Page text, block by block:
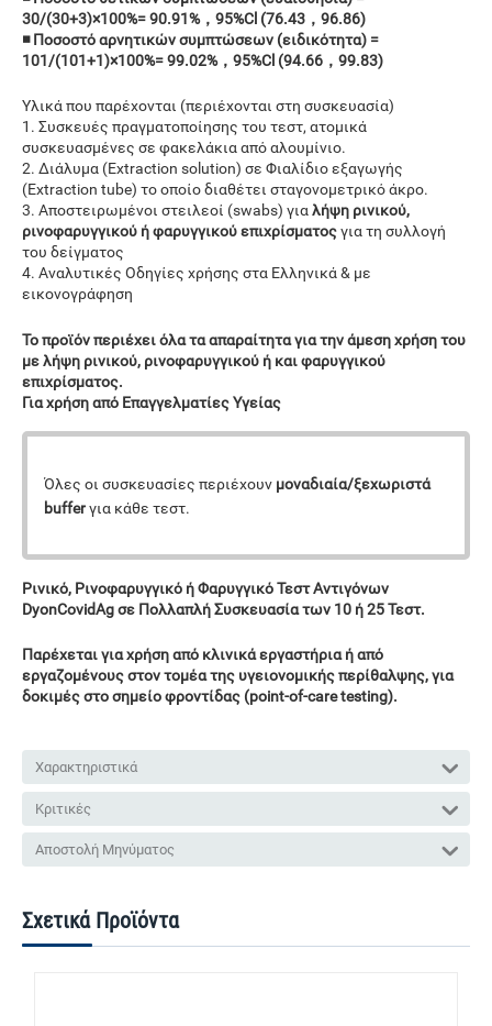
30/(30+3)×100%= 90.91%，95%Cl (76.43，96.86)
◾ Ποσοστό αρνητικών συμπτώσεων (ειδικότητα) =
101/(101+1)×100%= 99.02%，95%Cl (94.66，99.83)
Υλικά που παρέχονται (περιέχονται στη συσκευασία)
1. Συσκευές πραγματοποίησης του τεστ, ατομικά
συσκευασμένες σε φακελάκια από αλουμίνιο.
2. Διάλυμα (Extraction solution) σε Φιαλίδιο εξαγωγής
(Extraction tube) το οποίο διαθέτει σταγονομετρικό άκρο.
3. Αποστειρωμένοι στειλεοί (swabs) γιαλήψη ρινικού,
ρινοφαρυγγικού ή φαρυγγικού επιχρίσματοςγια τη συλλογή
του δείγματος
4. Αναλυτικές Οδηγίες χρήσης στα Ελληνικά & με
εικονογράφηση
Το προϊόν περιέχει όλα τα απαραίτητα για την άμεση χρήση του
με λήψη ρινικού, ρινοφαρυγγικού ή και φαρυγγικού
επιχρίσματος.
Για χρήση από Επαγγελματίες Υγείας
Όλες οι συσκευασίες περιέχουν μοναδιαία/ξεχωριστά
bufferγια κάθε τεστ.
Ρινικό, Ρινοφαρυγγικό ή Φαρυγγικό Τεστ Αντιγόνων
DyonCovidAgσε Πολλαπλή Συσκευασία των 10 ή 25 Τεστ.
Παρέχεται για χρήση από κλινικά εργαστήρια ή από
εργαζομένους στον τομέα της υγειονομικής περίθαλψης, για
δοκιμές στο σημείο φροντίδας (point-of-care testing).
Χαρακτηριστικά
Κριτικές
Αποστολή Μηνύματος
Σχετικά Προϊόντα